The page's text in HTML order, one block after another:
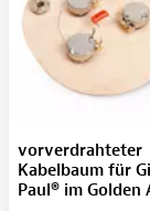
vorverdrahteter
Kabelbaum für
Paul® im Golden